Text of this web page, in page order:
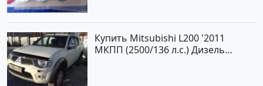
Купить Mitsubishi L200 '2011
МКПП (2500/136 л.с.) Дизель